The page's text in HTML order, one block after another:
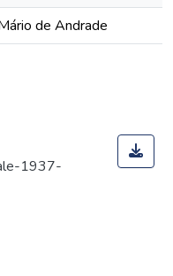
de Andrade
1937-